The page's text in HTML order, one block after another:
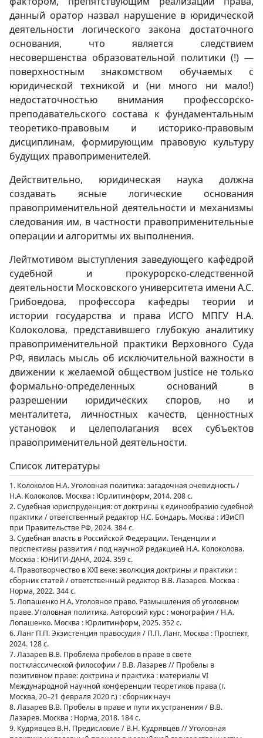
данный оратор назвал нарушение в юридической
деятельности логического закона достаточного
основания, что является следствием
несовершенства образовательной политики (!) —
поверхностным знакомством обучаемых с
юридической техникой и (ни много ни мало!)
недостаточностью внимания профессорско-
преподавательского состава к фундаментальным
теоретико-правовым и историко-правовым
дисциплинам, формирующим правовую культуру
будущих правоприменителей.
Действительно, юридическая наука должна
создавать ясные логические основания
правоприменительной деятельности и механизмы
следования им, в частности правоприменительные
операции и алгоритмы их выполнения.
Лейтмотивом выступления заведующего кафедрой
судебной и прокурорско-следственной
деятельности Московского университета имени А.С.
Грибоедова, профессора кафедры теории и
истории государства и права ИСГО МПГУ Н.А.
Колоколова, представившего глубокую аналитику
правоприменительной практики Верховного Суда
РФ, явилась мысль об исключительной важности в
движении к желаемой обществом justice не только
формально-определенных оснований в
разрешении юридических споров, но и
менталитета, личностных качеств, ценностных
установок и целеполагания всех субъектов
правоприменительной деятельности.
Список литературы
1. Колоколов Н.А. Уголовная политика: загадочная очевидность /
Н.А. Колоколов. Москва : Юрлитинформ, 2014. 208 с.
2. Судебная юриспруденция: от доктрины к единообразию судебной
практики / ответственный редактор Н.С. Бондарь. Москва : ИЗиСП
при Правительстве РФ, 2024. 384 с.
3. Судебная власть в Российской Федерации. Тенденции и
перспективы развития / под научной редакцией Н.А. Колоколова.
Москва : ЮНИТИ-ДАНА, 2024. 359 с.
4. Правотворчество в XXI веке: эволюция доктрины и практики :
сборник статей / ответственный редактор В.В. Лазарев. Москва :
Норма, 2022. 344 с.
5. Лопашенко Н.А. Уголовное право. Размышления об уголовном
праве. Уголовная политика. Авторский курс : монография / Н.А.
Лопашенко. Москва : Юрлитинформ, 2025. 352 с.
6. Ланг П.П. Экзистенция правосудия / П.П. Ланг. Москва : Проспект,
2024. 128 с.
7. Лазарев В.В. Проблема пробелов в праве в свете
постклассической философии / В.В. Лазарев // Пробелы в
позитивном праве: доктрина и практика : материалы VI
Международной научной конференции теоретиков права (г.
Москва, 20–21 февраля 2020 г.) : сборник науч
8. Лазарев В.В. Пробелы в праве и пути их устранения / В.В.
Лазарев. Москва : Норма, 2018. 184 с.
9. Кудрявцев В.Н. Предисловие / В.Н. Кудрявцев // Уголовная